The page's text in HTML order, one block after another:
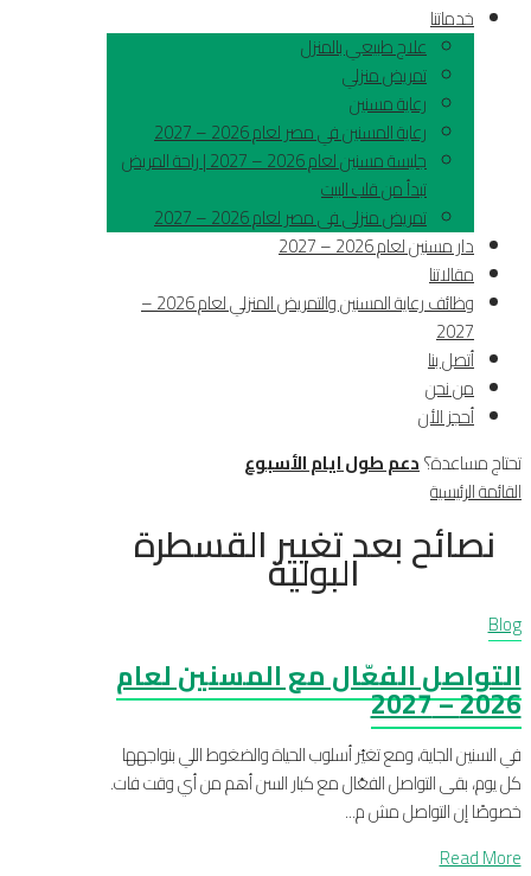
خدماتنا
علاج طبيعي بالمنزل
تمريض منزلي
رعاية مسنين
رعاية المسنين في مصر لعام 2026 – 2027
جليسة مسنين لعام 2026 – 2027 | راحة المريض
تبدأ من قلب البيت
تمريض منزلى فى مصر لعام 2026 – 2027
دار مسنين لعام 2026 – 2027
مقالاتنا
وظائف رعاية المسنين والتمريض المنزلي لعام 2026 –
2027
أتصل بنا
من نحن
أحجز الأن
تحتاج مساعدة؟دعم طول ايام الأسبوع
القائمة الرئيسية
نصائح بعد تغيير القسطرة
البولية
Blog
التواصل الفعّال مع المسنين لعام
2026 – 2027
في السنين الجاية، ومع تغيّر أسلوب الحياة والضغوط اللي بنواجهها
كل يوم، بقى التواصل الفعّال مع كبار السن أهم من أي وقت فات.
خصوصًا إن التواصل مش م...
Read More